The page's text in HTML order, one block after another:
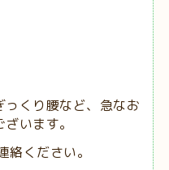
くり腰など、急なお
います。
ください。